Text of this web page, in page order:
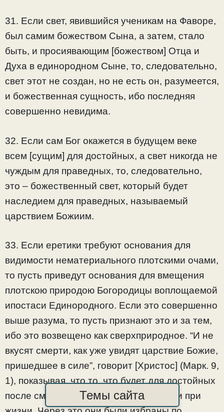
31. Если свет, явившийся ученикам на Фаворе,
был самим божеством Сына, а затем, стало
быть, и просиявающим [божеством] Отца и
Духа в единородном Сыне, то, следовательно,
свет этот не создан, но не есть он, разумеется,
и божественная сущность, ибо последняя
совершенно невидима.
32. Если сам Бог окажется в будущем веке
всем [сущим] для достойных, а свет никогда не
чуждым для праведных, то, следовательно,
это – божественный свет, который будет
наследием для праведных, называемый
царствием Божиим.
33. Если еретики требуют основания для
видимости нематериального плотскими очами,
то пусть приведут основания для вмещения
плотскою природою Богородицы воплощаемой
ипостаси Единородного. Если это совершенно
выше разума, то пусть признают это и за тем,
ибо это возвещено как сверхприродное. “И не
вкусят смерти, как уже увидят царствие Божие,
пришедшее в силе”, говорит [Христос] (Марк. 9,
1), показывая, что то, что будет для достойных
после смерти, – этим насладятся они и при
Темы сайта